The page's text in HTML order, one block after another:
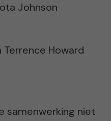
Johnson
Terrence Howard
samenwerking niet